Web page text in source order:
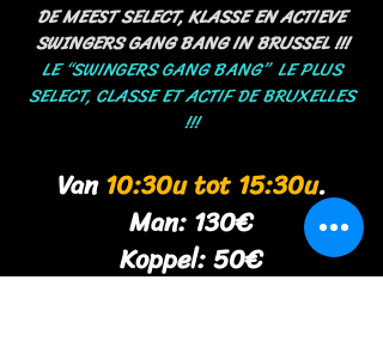
DE MEEST SELECT, KLASSE EN ACTIEVE
SWINGERS GANG BANG IN BRUSSEL !!!
LE “SWINGERS GANG BANG” LE PLUS
SELECT, CLASSE ET ACTIF DE BRUXELLES
!!!
Van10:30u tot 15:30u.
Man: 130€
Koppel:50€